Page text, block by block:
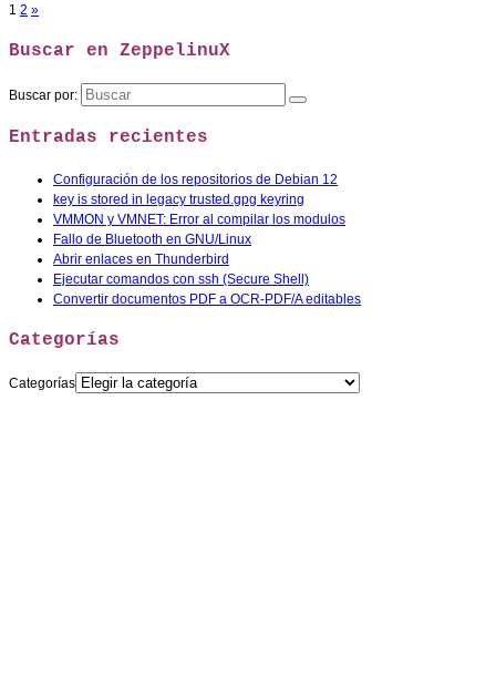
1 2 »
Buscar en ZeppelinuX
Buscar por:
Entradas recientes
Configuración de los repositorios de Debian 12
key is stored in legacy trusted.gpg keyring
VMMON y VMNET: Error al compilar los modulos
Fallo de Bluetooth en GNU/Linux
Abrir enlaces en Thunderbird
Ejecutar comandos con ssh (Secure Shell)
Convertir documentos PDF a OCR-PDF/A editables
Categorías
Categorías